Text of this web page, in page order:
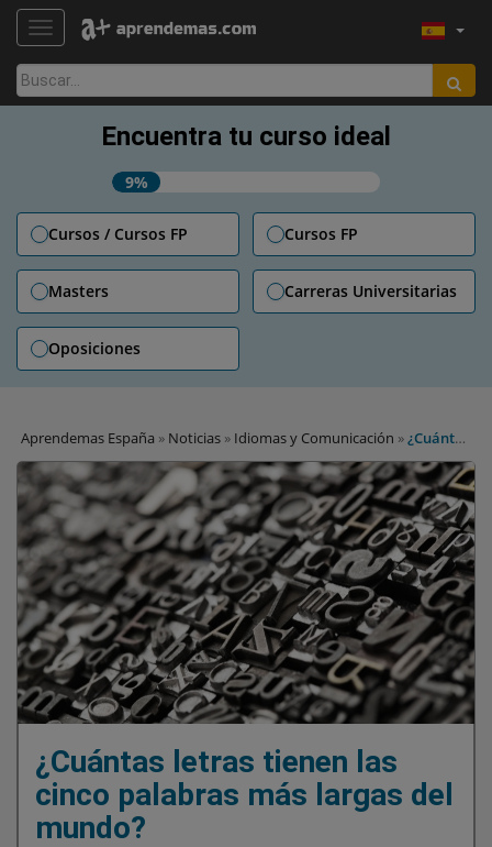
TOGGLE NAVIGATION
Buscar:
Encuentra tu curso ideal
9%
Cursos / Cursos FP Cursos FP
Masters Carreras Universitarias
Oposiciones
Aprendemas España » Noticias » Idiomas y Comunicación »¿Cuántas
letras tienen las cinco palabras más largas del mundo?
¿Cuántas letras tienen las
cinco palabras más largas del
mundo?